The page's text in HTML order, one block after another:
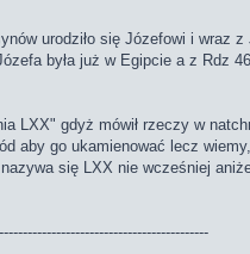
urodziło się Józefowi i wraz
była już w Egipcie a z Rdz
LXX" gdyż mówił rzeczy w
aby go ukamienować lecz
się LXX nie wcześniej